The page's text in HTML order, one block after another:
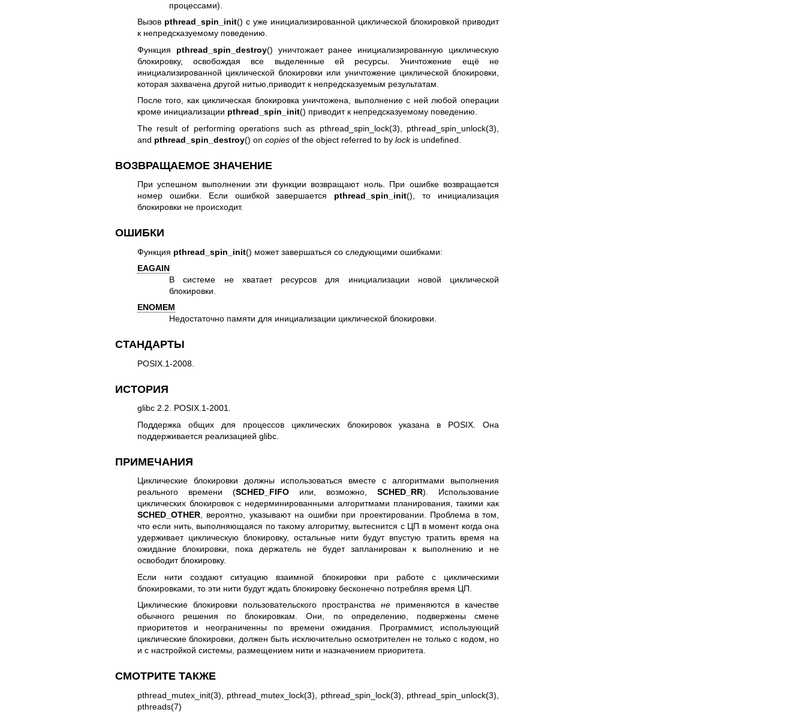
процессами).
Вызов pthread_spin_init() с уже инициализированной циклической блокировкой приводит
к непредсказуемому поведению.
Функция pthread_spin_destroy() уничтожает ранее инициализированную циклическую
блокировку, освобождая все выделенные ей ресурсы. Уничтожение ещё не
инициализированной циклической блокировки или уничтожение циклической блокировки,
которая захвачена другой нитью,приводит к непредсказуемым результатам.
После того, как циклическая блокировка уничтожена, выполнение с ней любой операции
кроме инициализации pthread_spin_init() приводит к непредсказуемому поведению.
The result of performing operations such as pthread_spin_lock(3) pthread_spin_unlock(3)
and pthread_spin_destroy() on copiesof the object referred to by lockis undefined.
ВОЗВРАЩАЕМОЕ ЗНАЧЕНИЕ
При успешном выполнении эти функции возвращают ноль. При ошибке возвращается
номер ошибки. Если ошибкой завершается pthread_spin_init(), то инициализация
блокировки не происходит.
ОШИБКИ
Функция pthread_spin_init() может завершаться со следующими ошибками:
EAGAIN
В системе не хватает ресурсов для инициализации новой циклической
блокировки.
ENOMEM
Недостаточно памяти для инициализации циклической блокировки.
СТАНДАРТЫ
POSIX.1-2008.
ИСТОРИЯ
glibc 2.2. POSIX.1-2001.
Поддержка общих для процессов циклических блокировок указана в POSIX. Она
поддерживается реализацией glibc.
ПРИМЕЧАНИЯ
Циклические блокировки должны использоваться вместе с алгоритмами выполнения
реального времени (SCHED_FIFOили, возможно, SCHED_RR). Использование
циклических блокировок с недерминированными алгоритмами планирования, такими как
SCHED_OTHER, вероятно, указывают на ошибки при проектировании. Проблема в том,
что если нить, выполняющаяся по такому алгоритму, вытеснится с ЦП в момент когда она
удерживает циклическую блокировку, остальные нити будут впустую тратить время на
ожидание блокировки, пока держатель не будет запланирован к выполнению и не
освободит блокировку.
Если нити создают ситуацию взаимной блокировки при работе с циклическими
блокировками, то эти нити будут ждать блокировку бесконечно потребляя время ЦП.
Циклические блокировки пользовательского пространства не применяются в качестве
обычного решения по блокировкам. Они, по определению, подвержены смене
приоритетов и неограниченны по времени ожидания. Программист, использующий
циклические блокировки, должен быть исключительно осмотрителен не только с кодом, но
и с настройкой системы, размещением нити и назначением приоритета.
СМОТРИТЕ ТАКЖЕ
pthread_mutex_init(3) pthread_mutex_lock(3) pthread_spin_lock(3) pthread_spin_unlock(3)
pthreads(7)